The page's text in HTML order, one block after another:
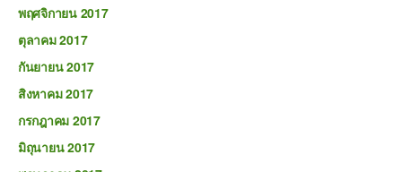
พฤศจิกายน 2017
ตุลาคม 2017
กันยายน 2017
สิงหาคม 2017
กรกฎาคม 2017
มิถุนายน 2017